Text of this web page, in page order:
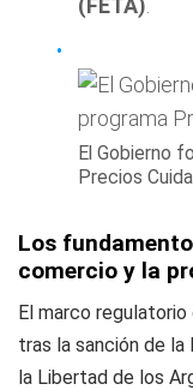
(FETA)
El Gobierno
Precios
Los
comercio y la
El marco
tras la sanción de
la Libertad de los